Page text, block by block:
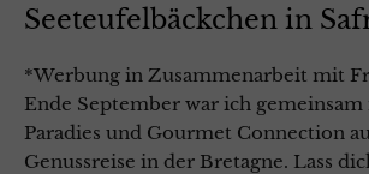
Seeteufelbäckchen in
*Werbung in Zusammenarbeit mit
Ende September war ich
Paradies und Gourmet Connection
Genussreise in der Bretagne. Lass